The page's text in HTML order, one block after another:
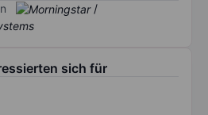
/
sich für